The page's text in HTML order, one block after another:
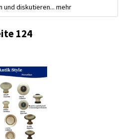
und diskutieren... mehr
124